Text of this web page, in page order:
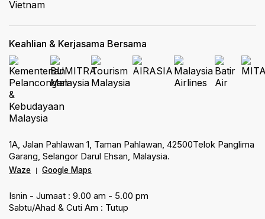
Vietnam
Keahlian & Kerjasama Bersama
1A, Jalan Pahlawan 1, Taman Pahlawan, 42500Telok Panglima
Garang, Selangor Darul Ehsan, Malaysia.
Waze Google Maps
Isnin - Jumaat : 9.00 am - 5.00 pm
Sabtu/Ahad & Cuti Am : Tutup